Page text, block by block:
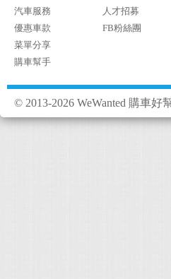
汽車服務
優惠車款
菜單分享
購車幫手
人才招募
FB粉絲團
© 2013-2026 WeWanted 購車好